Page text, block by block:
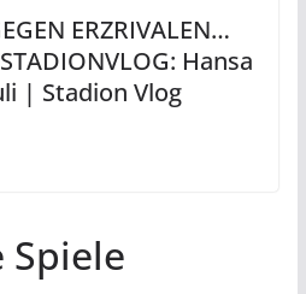
ERZRIVALEN…
Hansa
| Stadion Vlog
Spiele